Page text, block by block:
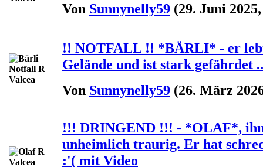
Von Sunnynelly59 (29. Juni
!! NOTFALL !! *BÄRLI* - er
Gelände und ist stark gefährdet
Von Sunnynelly59 (26. März
!!! DRINGEND !!! - *OLAF*, ihn
unheimlich traurig. Er hat
:'( mit Video